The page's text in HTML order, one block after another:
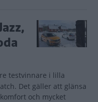
testvinnare i lilla
Det gäller att glänsa
och mycket